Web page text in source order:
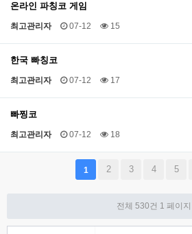
온라인 파칭코 게임
최고관리자 07-12 15
한국 빠칭코
최고관리자 07-12 17
빠찡코
최고관리자 07-12 18
1 2 3 4 5
전체 530건 1 페이지